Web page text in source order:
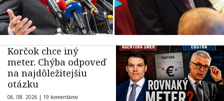
Korčok chce iný
meter. Chýba odpoveď
na najdôležitejšiu
otázku
06. 08. 2026 | 19 komentárov